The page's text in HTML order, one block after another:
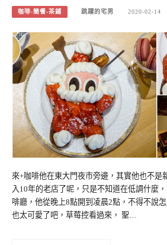
咖啡-簡餐-茶鋪 跳躍的宅男 2020-02-14
來+咖啡他在東大門夜市旁邊，其實他也不是
入10年的老店了呢，只是不知道在低調什麼
啡廳，他從晚上8點開到凌晨2點，不得不說
也太可愛了吧，草莓控看過來， 聖…